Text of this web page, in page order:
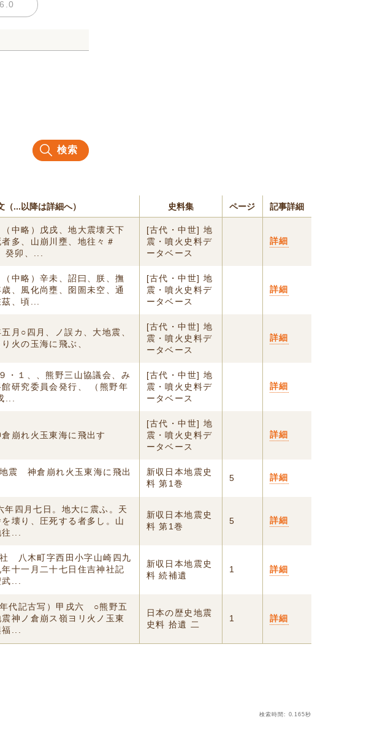
検索
（...以降は詳細へ） 史料集 ページ 記事詳細
中略）戊戌、地大震壊天下
多、山崩川壅、地往々＃
癸卯、...
[古代・中世] 地
震・噴火史料デ
ータベース
詳細
中略）辛未、詔曰、朕、撫
、風化尚壅、囹圄未空、通
茲、頃...
[古代・中世] 地
震・噴火史料デ
ータベース
詳細
月○四月、ノ誤カ、大地震、
火の玉海に飛ぶ、
[古代・中世] 地
震・噴火史料デ
ータベース
詳細
・１、、熊野三山協議会、み
館研究委員会発行、 （熊野年
...
[古代・中世] 地
震・噴火史料デ
ータベース
詳細
崩れ火玉東海に飛出す
[古代・中世] 地
震・噴火史料デ
ータベース
詳細
震 神倉崩れ火玉東海に飛出
新収日本地震史
料 第1巻
5 詳細
年四月七日。地大に震ふ。天
壊り、圧死する者多し。山
往...
新収日本地震史
料 第1巻
5 詳細
八木町字西田小字山崎四九
十一月二十七日住吉神社記
武...
新収日本地震史
料 続補遺
1 詳細
代記古写）甲戌六 ○熊野五
震神ノ倉崩ス嶺ヨリ火ノ玉東
福...
日本の歴史地震
史料 拾遺 二
1 詳細
検索時間: 0.165秒